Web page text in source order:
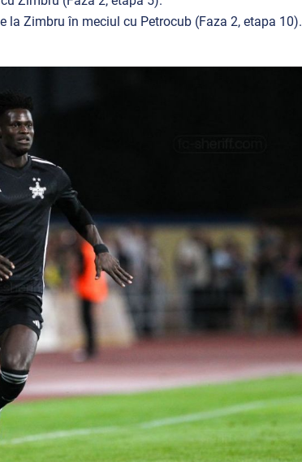
la Zimbru în meciul cu Petrocub (Faza 2, etapa 10).